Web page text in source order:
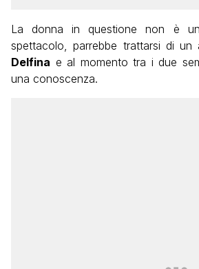
La donna in questione non è
spettacolo, parrebbe trattarsi di
Delfina e al momento tra i due
una conoscenza.